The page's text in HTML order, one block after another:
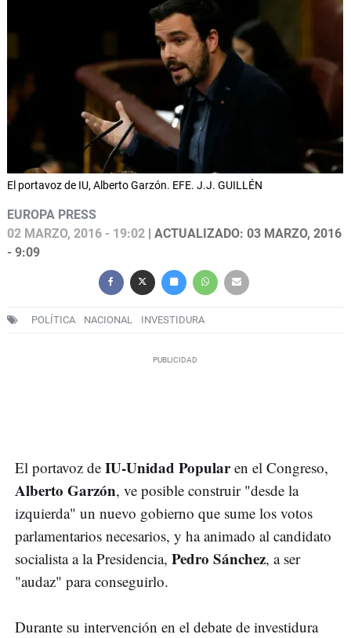
El portavoz de IU, Alberto Garzón. EFE. J.J. GUILLÉN
EUROPA PRESS
02 MARZO, 2016 - 19:02 | ACTUALIZADO: 03 MARZO, 2016
- 9:09
POLÍTICA NACIONAL INVESTIDURA
El portavoz de IU-Unidad Popularen el Congreso,
Alberto Garzón, ve posible construir "desde la
izquierda" un nuevo gobierno que sume los votos
parlamentarios necesarios, y ha animado al candidato
socialista a la Presidencia, Pedro Sánchez, a ser
"audaz" para conseguirlo.
Durante su intervención en el debate de investidura